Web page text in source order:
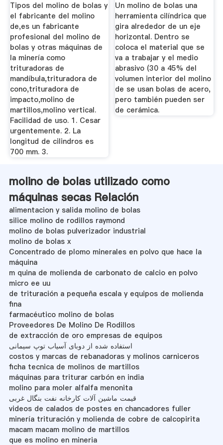
Tipos del molino de bolas y
el fabricante del molino
de,es un fabricante
profesional del molino de
bolas y otras máquinas de
la minería como
trituradoras de
mandíbula,trituradora de
cono,trituradora de
impacto,molino de
martillos,molino vertical.
Facilidad de uso. 1. Cesar
urgentemente. 2. La
longitud de cilindros es
700 mm. 3.
Un molino de bolas una
herramienta cilíndrica que
gira alrededor de un eje
horizontal. Dentro se
coloca el material que se
va a trabajar y el medio
abrasivo (30 a 45% del
volumen interior del molino
de se usan bolas de acero,
pero también pueden ser
de cerámica.
molino de bolas utilizado como
máquinas secas Relación
alimentacion y salida molino de bolas
silice molino de rodillos raymond
molino de bolas pulverizador industrial
molino de bolas x
Concentrado de plomo minerales en polvo que hace la
máquina
m quina de molienda de carbonato de calcio en polvo
micro ee uu
de trituración a pequeña escala y equipos de molienda
fina
farmacéutico molino de bolas
Proveedores De Molino De Rodillos
de extracción de oro empresas de equipos
استفاده شده از دوبای آسیاب توپ سیمانی
costos y marcas de rebanadoras y molinos carniceros
ficha tecnica de molinos de martillos
máquinas para triturar carbón en india
molino para moler alfalfa menonita
قیمت ماشین آلات کارخانه نفت بنگال غربی
videos de calados de postes en chancadores fuller
minería trituración y molienda de cobre de calcopirita
macam macam molino de martillos
que es molino en mineria